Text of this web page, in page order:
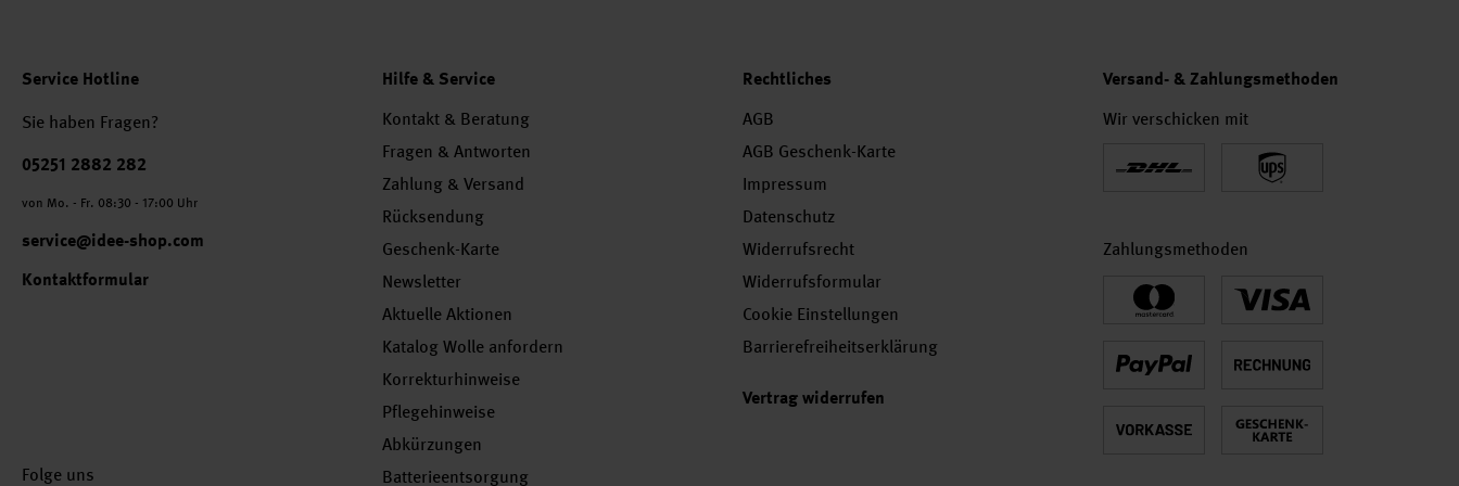
Service Hotline
Sie haben Fragen?
Telefonnummer
05251 2882 282
von Mo. - Fr. 08:30 - 17:00 Uhr
service@idee-shop.com
Kontaktformular
Folge uns
Hilfe & Service
Kontakt & Beratung
Fragen & Antworten
Zahlung & Versand
Rücksendung
Geschenk-Karte
Newsletter
Aktuelle Aktionen
Katalog Wolle anfordern
Korrekturhinweise
Pflegehinweise
Abkürzungen
Batterieentsorgung
Rechtliches
AGB
AGB Geschenk-Karte
Impressum
Datenschutz
Widerrufsrecht
Widerrufsformular
Cookie Einstellungen
Barrierefreiheitserklärung
Vertrag widerrufen
Versand- & Zahlungsmethoden
Wir verschicken mit
Zahlungsmethoden